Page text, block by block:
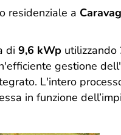
residenziale a
di 9,6 kWp utilizzando
gestione
L'intero
in funzione